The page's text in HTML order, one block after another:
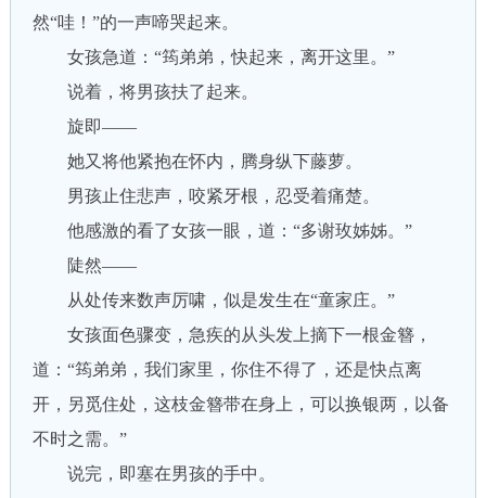
然“哇！”的一声啼哭起来。
女孩急道：“筠弟弟，快起来，离开这里。”
说着，将男孩扶了起来。
旋即——
她又将他紧抱在怀内，腾身纵下藤萝。
男孩止住悲声，咬紧牙根，忍受着痛楚。
他感激的看了女孩一眼，道：“多谢玫姊姊。”
陡然——
从处传来数声厉啸，似是发生在“童家庄。”
女孩面色骤变，急疾的从头发上摘下一根金簪，
道：“筠弟弟，我们家里，你住不得了，还是快点离
开，另觅住处，这枝金簪带在身上，可以换银两，以备
不时之需。”
说完，即塞在男孩的手中。